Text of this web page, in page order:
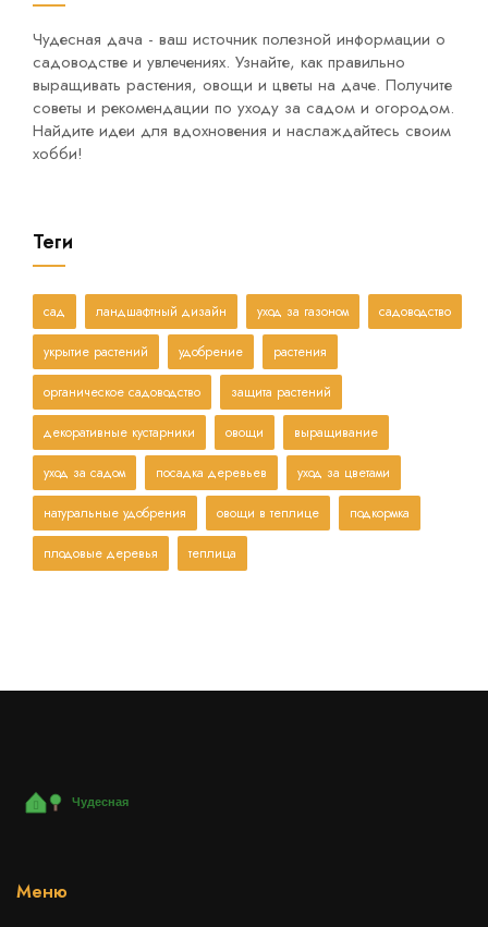
Чудесная дача - ваш источник полезной информации о
садоводстве и увлечениях. Узнайте, как правильно
выращивать растения, овощи и цветы на даче. Получите
советы и рекомендации по уходу за садом и огородом.
Найдите идеи для вдохновения и наслаждайтесь своим
хобби!
Теги
сад ландшафтный дизайн уход за газоном садоводство
укрытие растений удобрение растения
органическое садоводство защита растений
декоративные кустарники овощи выращивание
уход за садом посадка деревьев уход за цветами
натуральные удобрения овощи в теплице подкормка
плодовые деревья теплица
Меню